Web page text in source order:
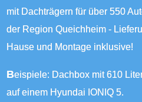
mit Dachträgern für über 550
der Region Queichheim -
Hause und Montage inklusive!
Beispiele: Dachbox mit 610 Liter Volumen, von uns montiert
auf einem Hyundai IONIQ 5.